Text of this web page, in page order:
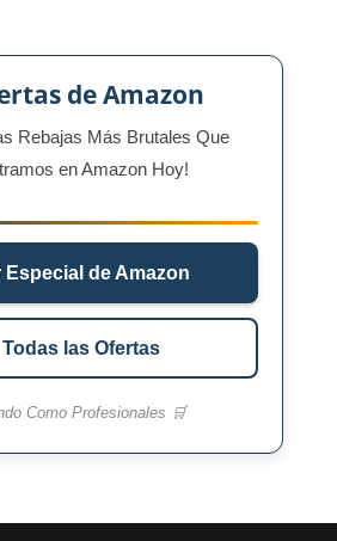
de Amazon
Rebajas Más Brutales Que
en Amazon Hoy!
Especial de Amazon
Todas las Ofertas
Como Profesionales 🛒